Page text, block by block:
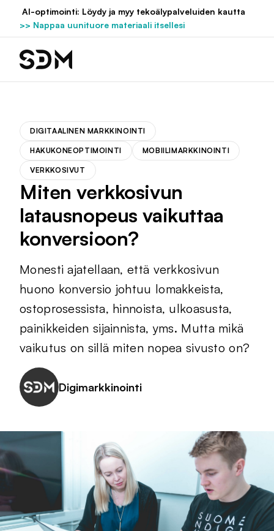
Hyppää
sisältöön
AI-optimointi: Löydy ja myy tekoälypalveluiden kautta
>> Nappaa uunituore materiaali itsellesi
DIGITAALINEN MARKKINOINTI
HAKUKONEOPTIMOINTI MOBIILIMARKKINOINTI
VERKKOSIVUT
Miten verkkosivun
latausnopeus vaikuttaa
konversioon?
Monesti ajatellaan, että verkkosivun
huono konversio johtuu lomakkeista,
ostoprosessista, hinnoista, ulkoasusta,
painikkeiden sijainnista, yms. Mutta mikä
vaikutus on sillä miten nopea sivusto on?
Digimarkkinointi